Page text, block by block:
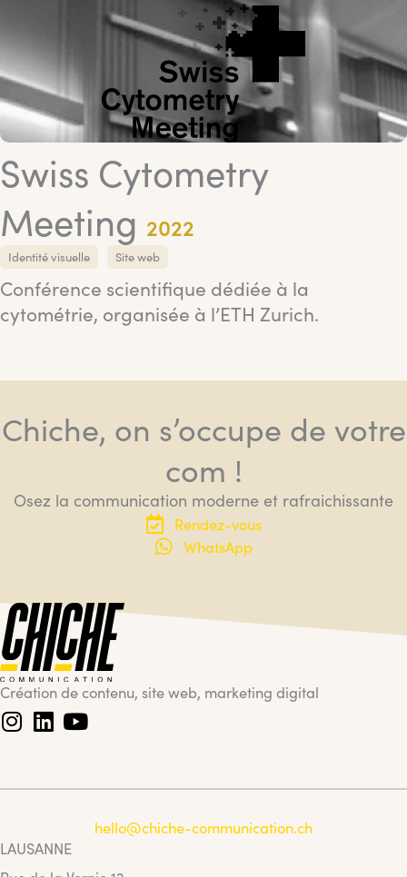
Swiss Cytometry
Meeting 2022
Identité visuelle Site web
Conférence scientifique dédiée à la
cytométrie, organisée à l’ETH Zurich.
Chiche, on s’occupe de votre
com !
Osez la communication moderne et rafraichissante
Rendez-vous
WhatsApp
Création de contenu, site web, marketing digital
hello@chiche-communication.ch
LAUSANNE